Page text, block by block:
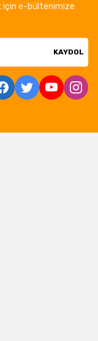
için e-bültenimize
KAYDOL